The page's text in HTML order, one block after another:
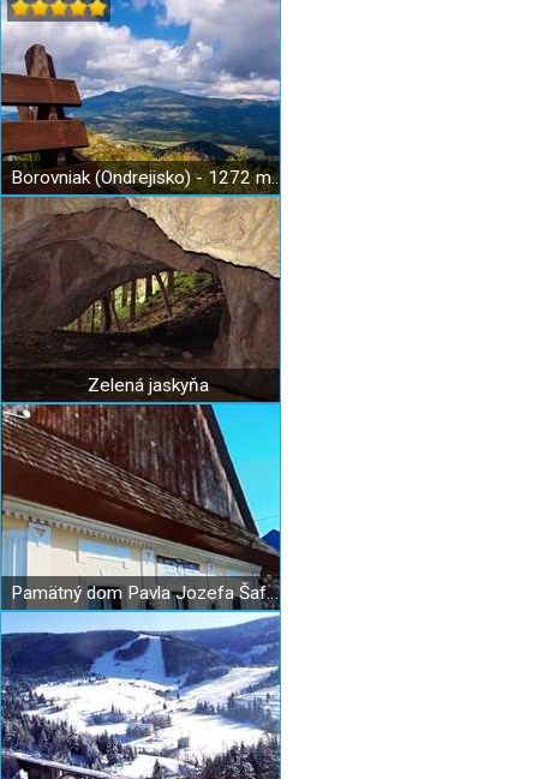
Borovniak (Ondrejisko) - 1272 m n. m.
Zelená jaskyňa
Pamätný dom Pavla Jozefa Šafárika